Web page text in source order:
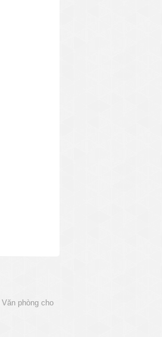
Văn phòng cho